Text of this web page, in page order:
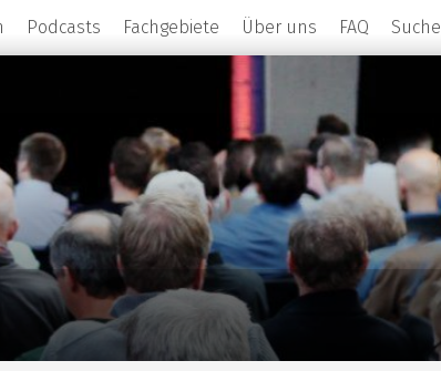
Podcasts Fachgebiete Über uns FAQ Suche